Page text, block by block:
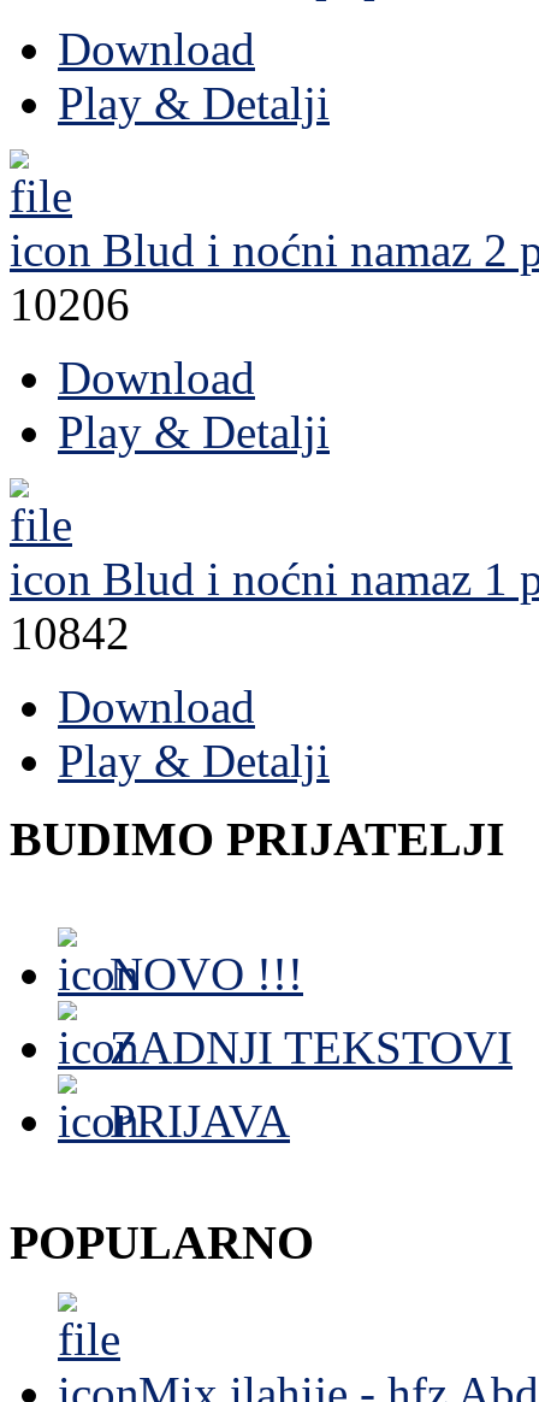
Download
Play & Detalji
Blud i noćni namaz 2
10206
Download
Play & Detalji
Blud i noćni namaz 1
10842
Download
Play & Detalji
BUDIMO PRIJATELJI
NOVO !!!
ZADNJI TEKSTOVI
PRIJAVA
POPULARNO